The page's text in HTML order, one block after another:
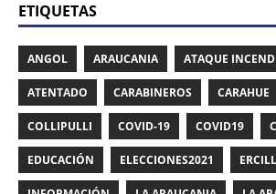
ETIQUETAS
ANGOL ARAUCANIA ATAQUE
ATENTADO CARABINEROS CARAHUE
COLLIPULLI COVID-19 COVID19
EDUCACIÓN ELECCIONES2021